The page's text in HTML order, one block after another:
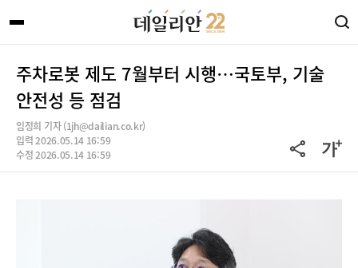
주차로봇 제도 7월부터 시행…국토부, 기술
안전성 등 점검
임정희 기자 (1jh@dailian.co.kr)
입력 2026.05.14 16:59
수정 2026.05.14 16:59